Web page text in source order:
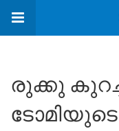
രുക്കു
ടോമിയുടെ